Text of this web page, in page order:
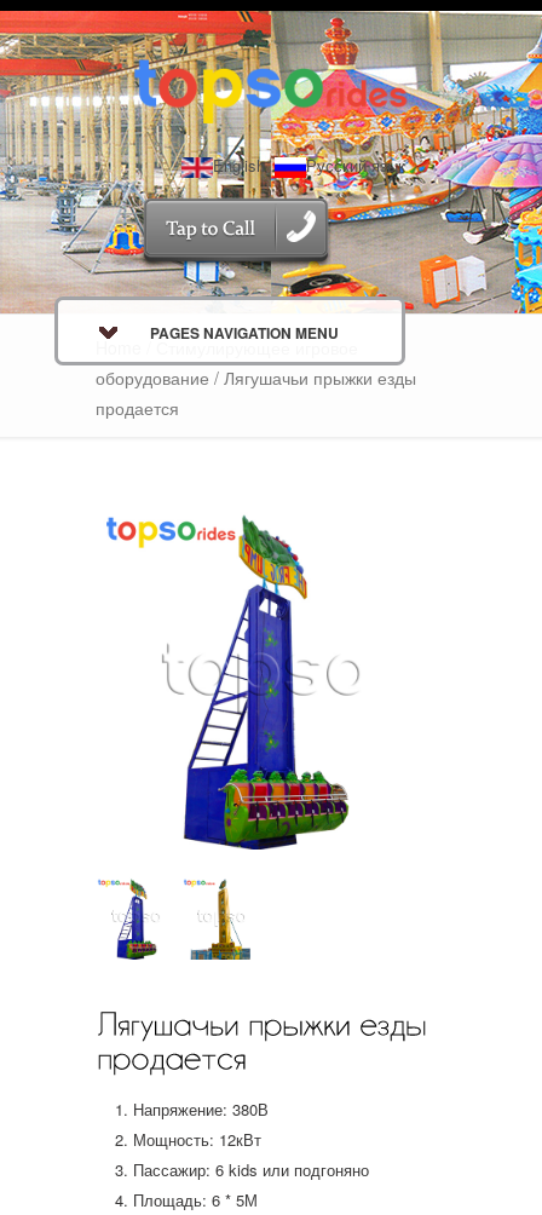
English Русский язык
PAGES NAVIGATION MENU
оборудование / Лягушачьи прыжки езды
продается
Напряжение: 380В
Мощность: 12кВт
Пассажир: 6 kids или подгоняно
Площадь: 6 * 5М